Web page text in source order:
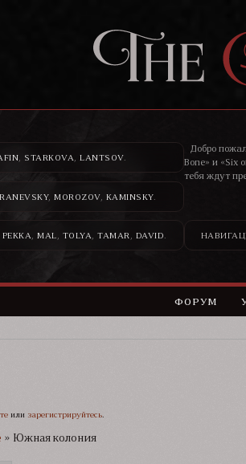
STARKOVA LANTSOV.
RANEVSKY, MOROZOV, KAMINSKY.
PEKKA MAL TOLYA TAMAR DAVID
Добро
Bone» и «Six
тебя ждут
ФОРУМ
или зарегистрируйтесь
» Южная колония